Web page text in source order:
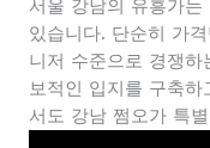
서울 강남의 유흥가
있습니다. 단순히 가
니저 수준으로 경쟁
보적인 입지를 구축
서도 강남 쩜오가 특